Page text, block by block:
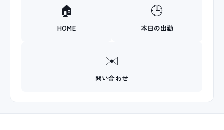
🏠
HOME
🕒
本日の出勤
✉️
問い合わせ